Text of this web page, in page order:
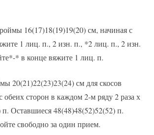
16(17)18(19)19(20) см, начиная с
1 лиц. п., 2 изн. п., *2 лиц. п., 2 изн.
* в конце вяжите 1 лиц. п.
20(21)22(23)23(24) см для скосов
обеих сторон в каждом 2-м ряду 2 раза х
п. Оставшиеся 48(48)48(52)52(52) п.
свободно за один прием.